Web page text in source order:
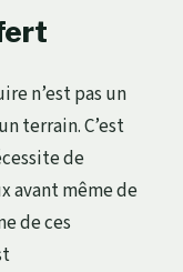
n’est pas un
terrain. C’est
de
avant même de
de ces